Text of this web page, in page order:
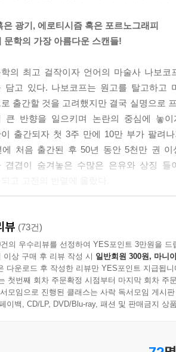
의 진공은 그녀의 빛나는 아름다움을 구석
잠시 후 이 새로운 소녀, 이 롤리타, 나의
리타는 꿈 많은 천진함과 섬뜩한 천박함을
이지꽃과 땀냄새를 풍기는) 어린 하녀처
런가 하면 그 짙은 사향 냄새와 진흙탕 속
, 오 하느님. 그리고 가장 중요한 것은 그
다 소중한 존재가 되었다는 사실이다. ---
친 듯이 소유해버린 것은 그녀가 아니라
아무리 말다툼을 해도, 그녀가 심통을 부
절망적일지라도 나는 스스로 선택한 낙
다. --- pp.265-266
를 사랑했다. 내 비록 다리가 다섯 달린 괴
래도 너를 사랑했다, 너를 사랑했다! 그리
은 광기, 에로티시즘 혹은 포르노그래피
문학의 가장 아름다운 스캔들!
학의 최고 걸작이자 언어의 마술사 나보
담고 있다. 나보코프는 원고를 탈고하고
출간할 것을 고려했지만 결국 실명으로
큰 반향을 일으키며 논란의 중심에 놓
이 출간되자 첫 3주 만에 10만 부가 팔려
에 처음 출간된 후 50년 동안 5천만 권
겹겹이 숨겨놓은 수많은 은유와 상징
나의 연인, 나의 사랑, 나의 생명……
때 자신이 처음 사랑한 여자친구가 병에
사랑의 후유증으로 그는 사춘기 이전이
고, 그들에게 사랑의 욕망을 느끼게 된다
를 만나 그녀에게 완전히 매혹당한다. 험
뷰 (73건)
의 우수리뷰를 선정하여 YES포인트 3만원을 드
이상 구매 후 리뷰 작성 시 일반회원 300원, 마니
다운로드 후 작성한 리뷰만 YES포인트 지급됩니
첫번째 회차 주문확정 시점부터 마지막 회차 주
모임으로 진행된 클래스는 사락 독서모임 게시
이백, CD/LP, DVD/Blu-ray, 패션 및 판매금지 상